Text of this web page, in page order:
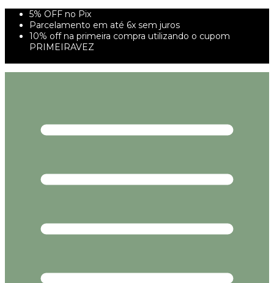
5% OFF no Pix
Parcelamento em até 6x sem juros
10% off na primeira compra utilizando o cupom
PRIMEIRAVEZ